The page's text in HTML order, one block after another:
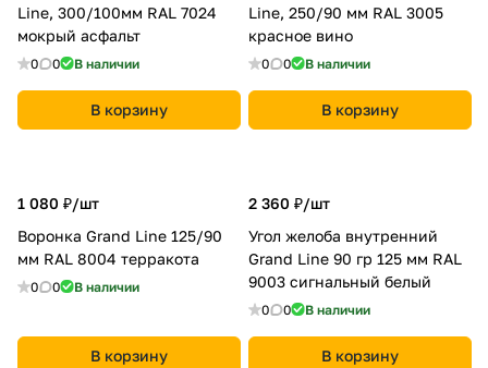
Line, 300/100мм RAL 7024
мокрый асфальт
0 0 В наличии
В корзину
Line, 250/90 мм RAL 3005
красное вино
0 0 В наличии
В корзину
1 080 ₽/шт
Воронка Grand Line 125/90
мм RAL 8004 терракота
0 0 В наличии
В корзину
2 360 ₽/шт
Угол желоба внутренний
Grand Line 90 гр 125 мм RAL
9003 сигнальный белый
0 0 В наличии
В корзину